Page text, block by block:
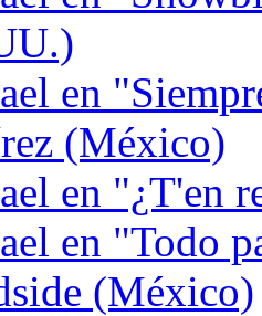
en
(México)
en "¿T'en
en "Todo
(México)